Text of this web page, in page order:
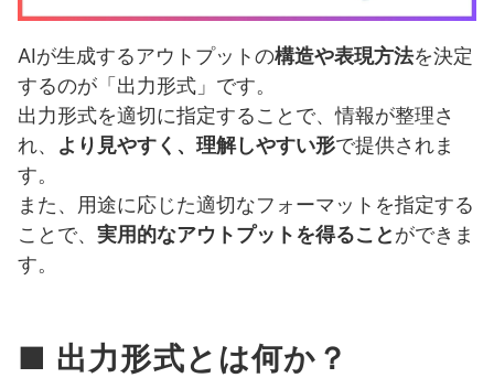
AIが生成するアウトプットの構造や表現方法を決定
するのが「出力形式」です。
出力形式を適切に指定することで、情報が整理さ
れ、 より見やすく、理解しやすい形で提供されま
す。
また、用途に応じた適切なフォーマットを指定する
ことで、 実用的なアウトプットを得ることができま
す。
■ 出力形式とは何か？